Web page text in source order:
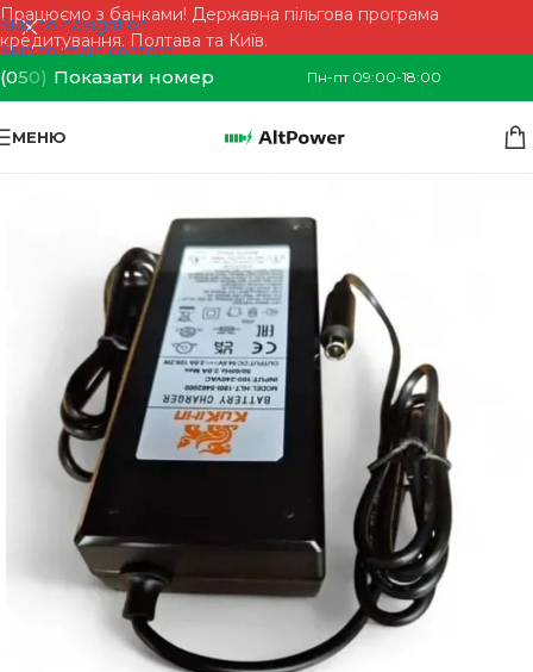
Skip to navigation
Skip to main content
Працюємо з банками! Державна пільгова програма
кредитування. Полтава та Київ.
(050) Показати номер Пн-пт 09:00-18:00
МЕНЮ